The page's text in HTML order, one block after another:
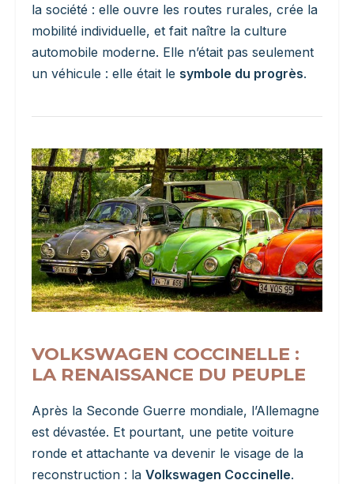
la société : elle ouvre les routes rurales, crée la
mobilité individuelle, et fait naître la culture
automobile moderne. Elle n’était pas seulement
un véhicule : elle était le symbole du progrès.
VOLKSWAGEN COCCINELLE :
LA RENAISSANCE DU PEUPLE
Après la Seconde Guerre mondiale, l’Allemagne
est dévastée. Et pourtant, une petite voiture
ronde et attachante va devenir le visage de la
reconstruction : la Volkswagen Coccinelle.